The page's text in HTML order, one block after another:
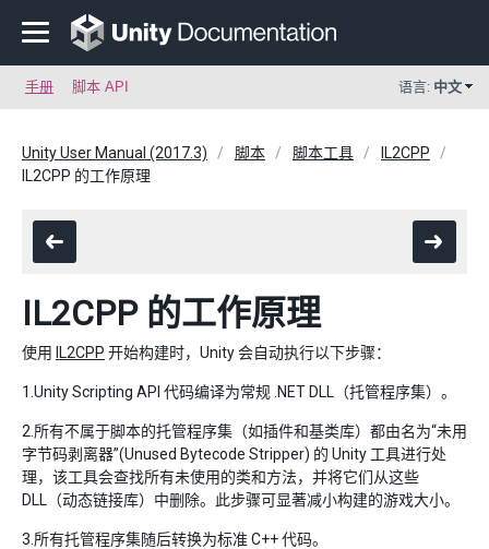
手册 脚本 API 语言: 中文
Unity User Manual (2017.3) 脚本 脚本工具
IL2CPP
IL2CPP 的工作原理
IL2CPP 的工作原理
使用 IL2CPP 开始构建时，Unity 会自动执行以下步骤：
1.Unity Scripting API 代码编译为常规 .NET DLL（托管程序集）。
2.所有不属于脚本的托管程序集（如插件和基类库）都由名为“未用
字节码剥离器”(Unused Bytecode Stripper) 的 Unity 工具进行处
理，该工具会查找所有未使用的类和方法，并将它们从这些
DLL（动态链接库）中删除。此步骤可显著减小构建的游戏大小。
3.所有托管程序集随后转换为标准 C++ 代码。